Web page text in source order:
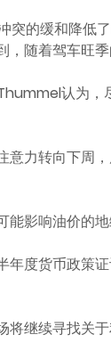
的缓和降低了
随着驾车旺
认为，
力转向下周
影响油价的
度货币政策
继续寻找关于